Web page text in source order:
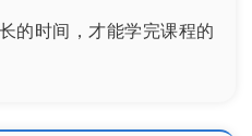
的时间，才能学完课程的